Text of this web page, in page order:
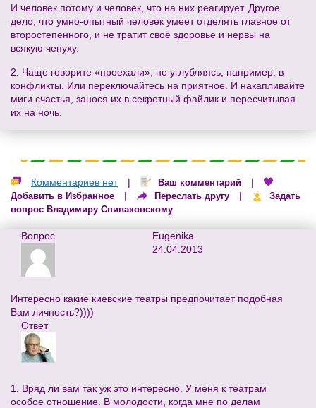
И человек потому и человек, что на них реагирует. Другое
дело, что умно-опытный человек умеет отделять главное от
второстепенного, и не тратит своё здоровье и нервы на
всякую чепуху.
2. Чаще говорите «проехали», не углубляясь, например, в
конфликты. Или переключайтесь на приятное. И накапливайте
миги счастья, занося их в секретный файлик и пересчитывая
их на ночь.
Комментариев нет | Ваш комментарий |
Добавить в Избранное | Переслать другу |
Задать
вопрос Владимиру Спиваковскому
Вопрос
Eugenika
24.04.2013
Интересно какие киевские театры предпочитает подобная
Вам личность?))))
Ответ
1. Вряд ли вам так уж это интересно. У меня к театрам
особое отношение. В молодости, когда мне по делам